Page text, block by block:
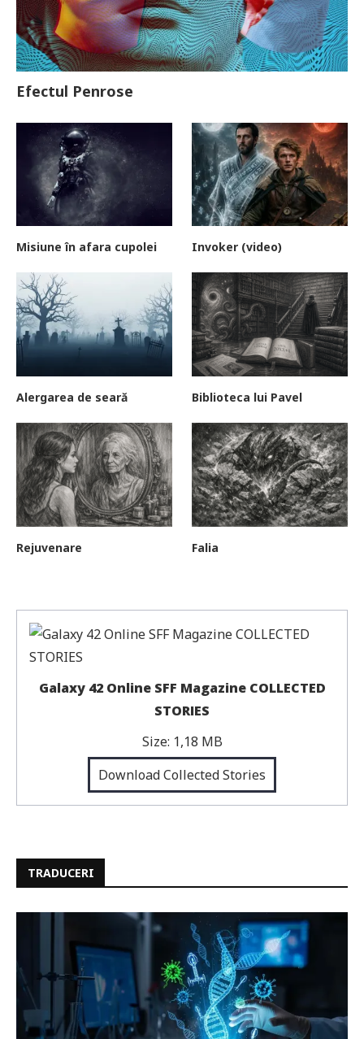
Efectul Penrose
Misiune în afara cupolei Invoker (video)
Alergarea de seară Biblioteca lui Pavel
Rejuvenare Falia
Galaxy 42 Online SFF Magazine COLLECTED
STORIES
Size: 1,18 MB
Download Collected Stories
TRADUCERI